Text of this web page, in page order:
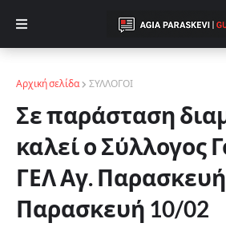
Αρχική σελίδα ΣΥΛΛΟΓΟΙ
Σε παράσταση
καλεί ο Σύλλογος
ΓΕΛ Αγ.
Παρασκευή 10/02